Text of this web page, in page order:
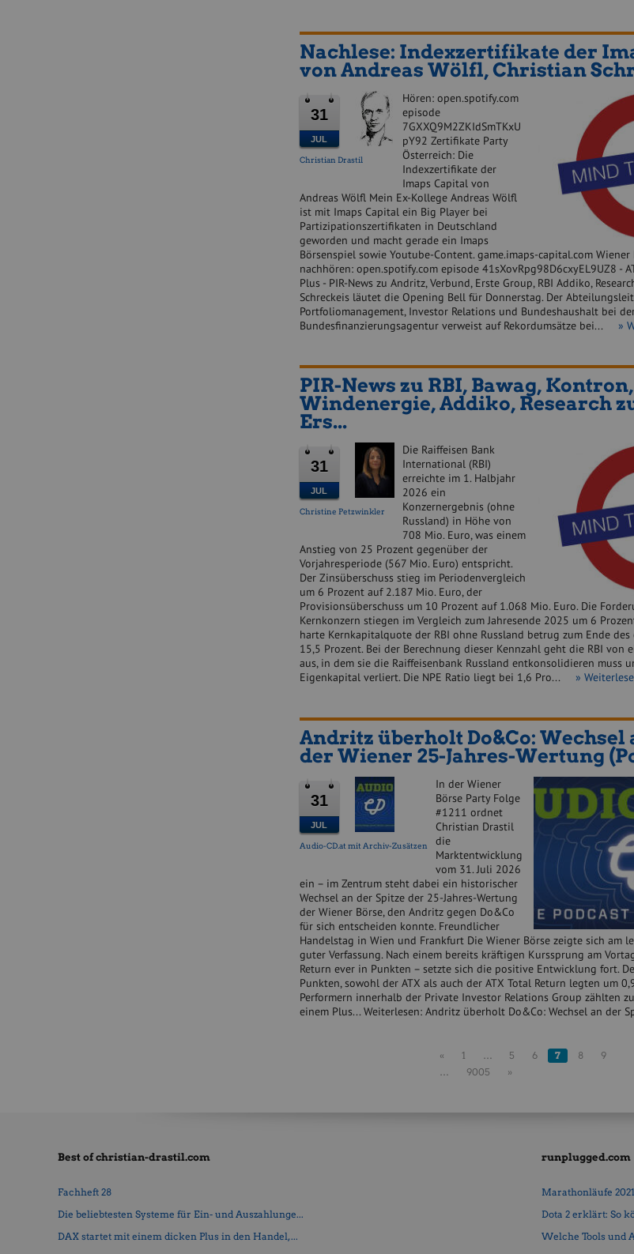
Nachlese: Indexzertifikate der
von Andreas Wölfl, Christian
31
JUL
Christian Drastil
Hören: open.spotify.com
episode
7GXXQ9M2ZKIdSmTKxU
pY92 Zertifikate Party
Österreich: Die
Indexzertifikate der
Imaps Capital von
Andreas Wölfl Mein Ex-Kollege Andreas Wölfl
ist mit Imaps Capital ein Big Player bei
Partizipationszertifikaten in Deutschland
geworden und macht gerade ein Imaps
Börsenspiel sowie Youtube-Content. game.imaps-capital.com
nachhören: open.spotify.com episode 41sXovRpg98D6cxyEL9UZ8 -
Plus - PIR-News zu Andritz, Verbund, Erste Group, RBI Addiko,
Schreckeis läutet die Opening Bell für Donnerstag. Der
Portfoliomanagement, Investor Relations und Bundeshaushalt bei
Bundesfinanzierungsagentur verweist auf Rekordumsätze bei... »
PIR-News zu RBI, Bawag,
Windenergie, Addiko, Research
Ers...
31
JUL
Christine Petzwinkler
Die Raiffeisen Bank
International (RBI)
erreichte im 1. Halbjahr
2026 ein
Konzernergebnis (ohne
Russland) in Höhe von
708 Mio. Euro, was einem
Anstieg von 25 Prozent gegenüber der
Vorjahresperiode (567 Mio. Euro) entspricht.
Der Zinsüberschuss stieg im Periodenvergleich
um 6 Prozent auf 2.187 Mio. Euro, der
Provisionsüberschuss um 10 Prozent auf 1.068 Mio. Euro. Die
Kernkonzern stiegen im Vergleich zum Jahresende 2025 um 6
harte Kernkapitalquote der RBI ohne Russland betrug zum Ende
15,5 Prozent. Bei der Berechnung dieser Kennzahl geht die RBI von
aus, in dem sie die Raiffeisenbank Russland entkonsolidieren muss
Eigenkapital verliert. Die NPE Ratio liegt bei 1,6 Pro... »
Andritz überholt Do&Co: Wechsel
der Wiener 25-Jahres-Wertung
31
JUL
Audio-CD.at mit Archiv-Zusätzen
In der Wiener
Börse Party Folge
#1211 ordnet
Christian Drastil
die
Marktentwicklung
vom 31. Juli 2026
ein – im Zentrum steht dabei ein historischer
Wechsel an der Spitze der 25-Jahres-Wertung
der Wiener Börse, den Andritz gegen Do&Co
für sich entscheiden konnte. Freundlicher
Handelstag in Wien und Frankfurt Die Wiener Börse zeigte sich am
guter Verfassung. Nach einem bereits kräftigen Kurssprung am
Return ever in Punkten – setzte sich die positive Entwicklung fort.
Punkten, sowohl der ATX als auch der ATX Total Return legten um
Performern innerhalb der Private Investor Relations Group zählten
einem Plus... Weiterlesen: Andritz überholt Do&Co: Wechsel an der
« 1 … 5 6 7 8
9
…
9005 »
Best of christian-drastil.com
Fachheft 28
Die beliebtesten Systeme für Ein- und Auszahlunge...
DAX startet mit einem dicken Plus in den Handel, ...
runplugged.com
Marathonläufe
Dota 2 erklärt: So
Welche Tools und